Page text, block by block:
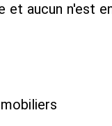
aucun n'est